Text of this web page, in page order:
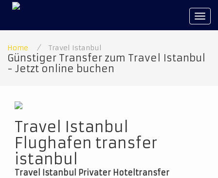
Home / Travel Istanbul
Günstiger Transfer zum Travel Istanbul
- Jetzt online buchen
Travel Istanbul
Flughafen transfer
istanbul
Travel Istanbul Privater Hoteltransfer